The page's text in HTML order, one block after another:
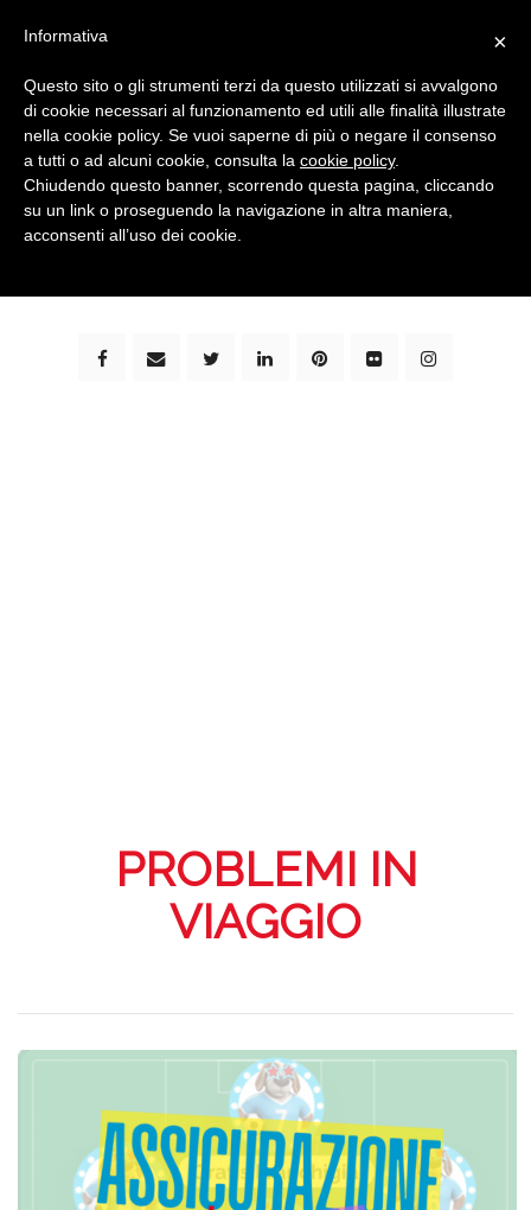
bimbi e viaggi - family travel blog: community #1 in
PROBLEMI IN
VIAGGIO
×
Informativa
Questo sito o gli strumenti terzi da questo utilizzati si avvalgono
di cookie necessari al funzionamento ed utili alle finalità illustrate
nella cookie policy. Se vuoi saperne di più o negare il consenso
a tutti o ad alcuni cookie, consulta la cookie policy.
Chiudendo questo banner, scorrendo questa pagina, cliccando
su un link o proseguendo la navigazione in altra maniera,
acconsenti all’uso dei cookie.